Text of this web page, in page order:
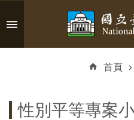
跳到主要內容區塊
首頁
性別平等專案